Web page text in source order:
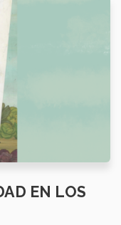
EN LOS